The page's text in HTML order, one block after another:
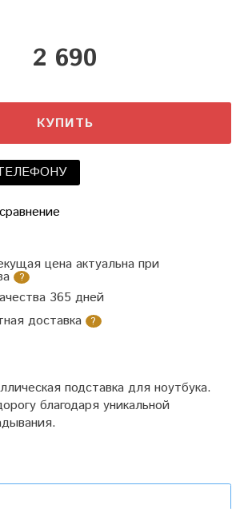
2 690
КУПИТЬ
цена актуальна при
?
365 дней
доставка
?
подставка для ноутбука.
благодаря уникальной